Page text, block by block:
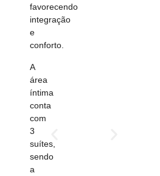
favorecendo
integração
e
conforto.
A
área
íntima
conta
com
3
suítes,
sendo
a